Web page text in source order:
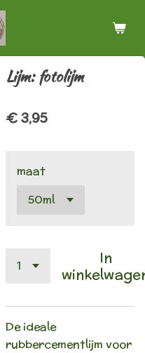
Lijm: fotolijm
€ 3,95
maat
In
De ideale
rubbercementlijm voor